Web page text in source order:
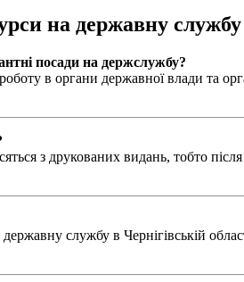
на державну
посади на держслужбу?
в органи державної влади та
з друкованих видань, тобто
службу в Чернігівській